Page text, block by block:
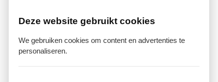
Geautomatiseerde
besluitvorming
van geautomatiseerde besluitvorming of profilering op
basis van persoonsgegevens.
Deze website gebruikt cookies
We gebruiken cookies om content en advertenties te
personaliseren.